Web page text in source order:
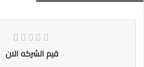
قيم الشركه الان